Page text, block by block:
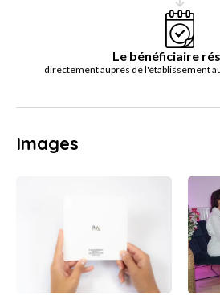
Le bénéficiaire
directement auprès de l'établissement
Images